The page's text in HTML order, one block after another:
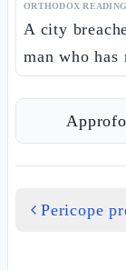
ORTHODOX READING
A city
man who
Pericope